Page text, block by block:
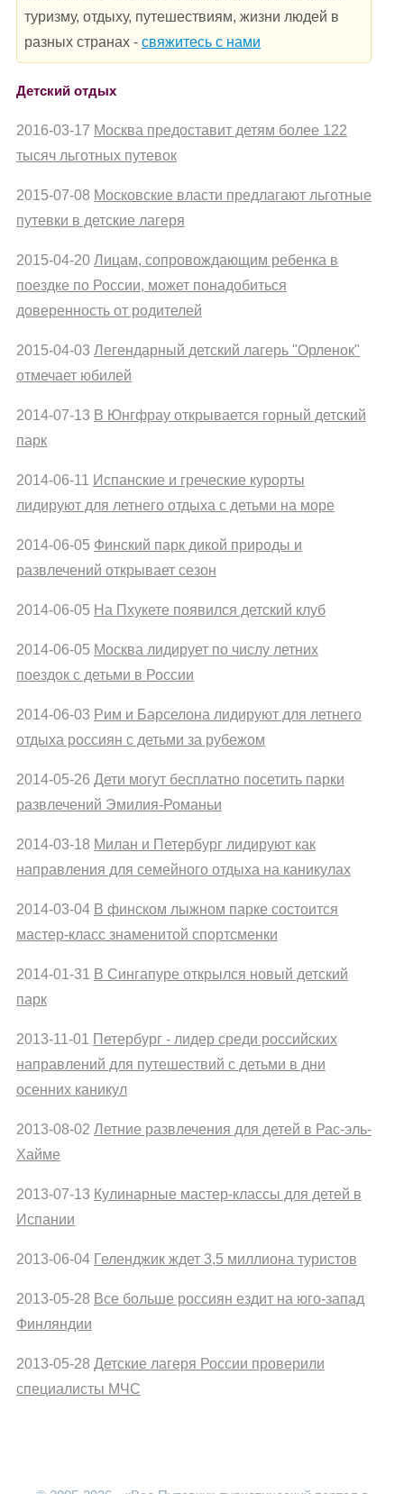
туризму, отдыху, путешествиям, жизни людей в
разных странах - свяжитесь с нами
Детский отдых
2016-03-17 Москва предоставит детям более 122
тысяч льготных путевок
2015-07-08 Московские власти предлагают льготные
путевки в детские лагеря
2015-04-20 Лицам, сопровождающим ребенка в
поездке по России, может понадобиться
доверенность от родителей
2015-04-03 Легендарный детский лагерь "Орленок"
отмечает юбилей
2014-07-13 В Юнгфрау открывается горный детский
парк
2014-06-11 Испанские и греческие курорты
лидируют для летнего отдыха с детьми на море
2014-06-05 Финский парк дикой природы и
развлечений открывает сезон
2014-06-05 На Пхукете появился детский клуб
2014-06-05 Москва лидирует по числу летних
поездок с детьми в России
2014-06-03 Рим и Барселона лидируют для летнего
отдыха россиян с детьми за рубежом
2014-05-26 Дети могут бесплатно посетить парки
развлечений Эмилия-Романьи
2014-03-18 Милан и Петербург лидируют как
направления для семейного отдыха на каникулах
2014-03-04 В финском лыжном парке состоится
мастер-класс знаменитой спортсменки
2014-01-31 В Сингапуре открылся новый детский
парк
2013-11-01 Петербург - лидер среди российских
направлений для путешествий с детьми в дни
осенних каникул
2013-08-02 Летние развлечения для детей в Рас-эль-
Хайме
2013-07-13 Кулинарные мастер-классы для детей в
Испании
2013-06-04 Геленджик ждет 3,5 миллиона туристов
2013-05-28 Все больше россиян ездит на юго-запад
Финляндии
2013-05-28 Детские лагеря России проверили
специалисты МЧС